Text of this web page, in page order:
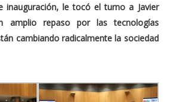
inauguración, le tocó el turno a Javier
amplio repaso por las tecnologías
cambiando radicalmente la sociedad